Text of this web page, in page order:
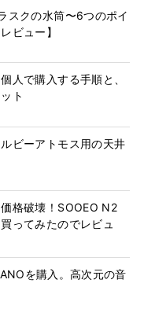
スクの水筒〜6つのポイ
ビュー】
人で購入する手順と、
ト
ビーアトモス用の天井
格破壊！SOOEO N2
ってみたのでレビュ
を購入。高次元の音